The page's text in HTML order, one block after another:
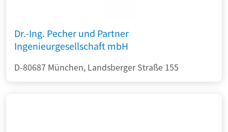
Dr.-Ing. Pecher und Partner
Ingenieurgesellschaft mbH
D-80687 München, Landsberger Straße 155